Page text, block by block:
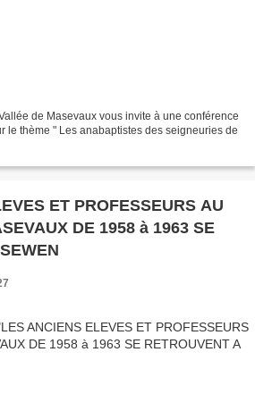
de Masevaux vous invite à une conférence
le thème " Les anabaptistes des seigneuries de
ET PROFESSEURS AU
DE 1958 à 1963 SE